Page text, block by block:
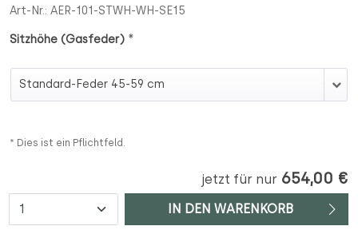
Art-Nr.: AER-101-STWH-WH-SE15
Sitzhöhe (Gasfeder) *
Sitzhöhe (Gasfeder)
* Dies ist ein Pflichtfeld.
jetzt für nur 654,00 €
Anzahl IN DEN WARENKORB